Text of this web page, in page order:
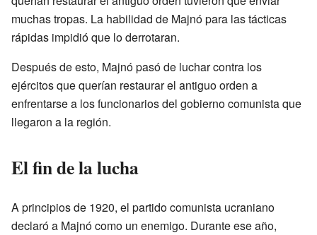
muchas tropas. La habilidad de Majnó para las tácticas
rápidas impidió que lo derrotaran.
Después de esto, Majnó pasó de luchar contra los
ejércitos que querían restaurar el antiguo orden a
enfrentarse a los funcionarios del gobierno comunista que
llegaron a la región.
El fin de la lucha
A principios de 1920, el partido comunista ucraniano
declaró a Majnó como un enemigo. Durante ese año,